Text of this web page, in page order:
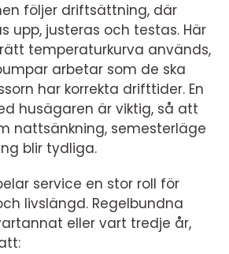
följer driftsättning, där
upp, justeras och testas. Här
temperaturkurva används,
arbetar som de ska
har korrekta drifttider. En
husägaren är viktig, så att
nattsänkning, semesterläge
blir tydliga.
service en stor roll för
livslängd. Regelbundna
eller vart tredje år,